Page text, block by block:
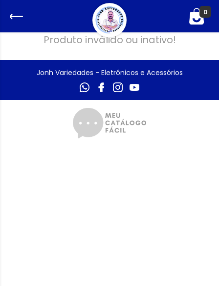
0
Produto inválido ou inativo!
Jonh Variedades - Eletrônicos e Acessórios